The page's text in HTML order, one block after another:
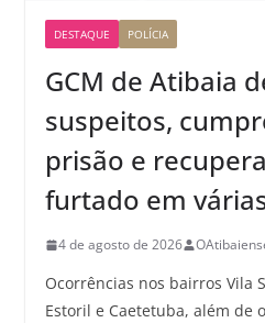
DESTAQUE POLÍCIA
GCM de Atibaia
suspeitos,
prisão e
furtado em
4 de agosto de 2026
Ocorrências nos bairros Vila
Estoril e Caetetuba, além de